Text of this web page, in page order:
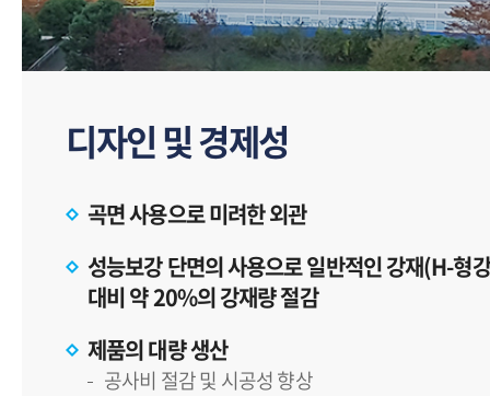
디자인 및 경제성
곡면 사용으로 미려한 외관
성능보강 단면의 사용으로 일반적인 강재(H-형
대비 약 20%의 강재량 절감
제품의 대량 생산
공사비 절감 및 시공성 향상